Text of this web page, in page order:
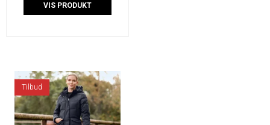
VIS PRODUKT
Tilbud